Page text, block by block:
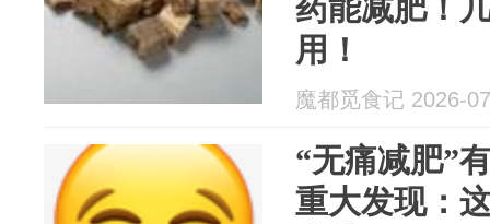
药能减肥！
用！
魔都觅食记 2026-
“无痛减肥”
重大发现：